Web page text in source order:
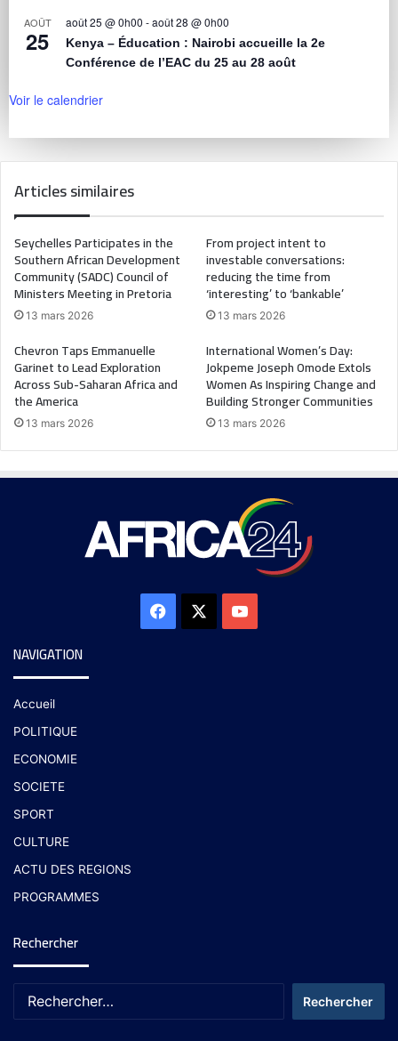
AOÛT
25
août 25 @ 0h00 -août 28 @ 0h00
Kenya – Éducation : Nairobi accueille la 2e
Conférence de l’EAC du 25 au 28 août
Voir le calendrier
Articles similaires
Seychelles Participates in the
Southern African Development
Community (SADC) Council of
Ministers Meeting in Pretoria
13 mars 2026
From project intent to
investable conversations:
reducing the time from
‘interesting’ to ‘bankable’
13 mars 2026
Chevron Taps Emmanuelle
Garinet to Lead Exploration
Across Sub-Saharan Africa and
the America
13 mars 2026
International Women’s Day:
Jokpeme Joseph Omode Extols
Women As Inspiring Change and
Building Stronger Communities
13 mars 2026
NAVIGATION
Accueil
POLITIQUE
ECONOMIE
SOCIETE
SPORT
CULTURE
ACTU DES REGIONS
PROGRAMMES
Rechercher